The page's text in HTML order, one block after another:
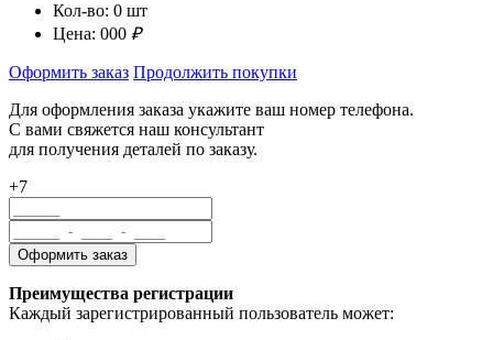
Кол-во: 0 шт
Цена: 000 ₽
Оформить заказ Продолжить покупки
Для оформления заказа укажите ваш номер телефона.
С вами свяжется наш консультант
для получения деталей по заказу.
+7
Преимущества регистрации
Каждый зарегистрированный пользователь может: